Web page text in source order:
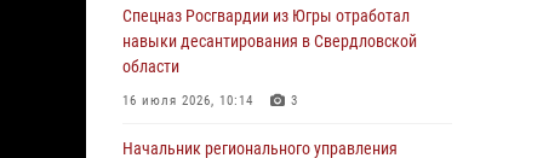
Ключевые события Росгвардии: итоги
недели с 27 июля по 2 августа (видео)
04 августа 2026, 09:54
от нападения дикой лисы в Алтайском крае
Спецназ Росгвардии из Югры отработал
навыки десантирования в Свердловской
области
16 июля 2026, 10:14 3
Начальник регионального управления